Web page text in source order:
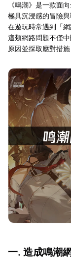
《鳴潮》是一款面
極具沉浸感的冒險
在遊玩時常遇到「
這類網路問題不僅
原因並採取應對措
一. 造成鳴潮